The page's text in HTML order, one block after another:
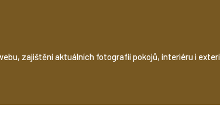
zajištění aktuálních fotografií pokojů, interiéru i